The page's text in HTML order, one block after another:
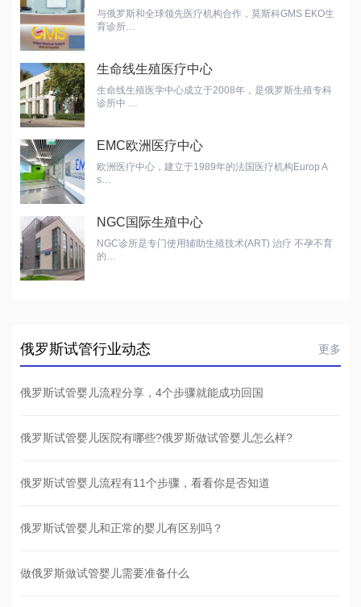
与俄罗斯和全球领先医疗机构合作，莫斯科GMS EKO生
育诊所…
生命线生殖医疗中心
生命线生殖医学中心成立于2008年，是俄罗斯生殖专科
诊所中 …
EMC欧洲医疗中心
欧洲医疗中心，建立于1989年的法国医疗机构Europ A
s…
NGC国际生殖中心
NGC诊所是专门使用辅助生殖技术(ART) 治疗 不孕不育
的…
俄罗斯试管行业动态 更多
俄罗斯试管婴儿流程分享，4个步骤就能成功回国
俄罗斯试管婴儿医院有哪些?俄罗斯做试管婴儿怎么样?
俄罗斯试管婴儿流程有11个步骤，看看你是否知道
俄罗斯试管婴儿和正常的婴儿有区别吗？
做俄罗斯做试管婴儿需要准备什么